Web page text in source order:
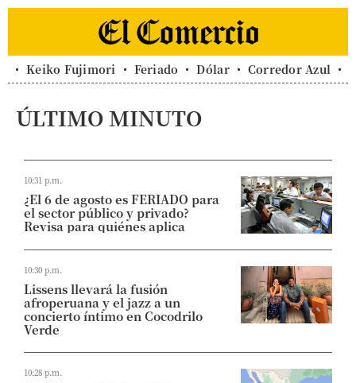
Keiko Fujimori Feriado Dólar Corredor Azul
ÚLTIMO MINUTO
10:31 p.m.
¿El 6 de agosto es FERIADO para
el sector público y privado?
Revisa para quiénes aplica
10:30 p.m.
Lissens llevará la fusión
afroperuana y el jazz a un
concierto íntimo en Cocodrilo
Verde
10:28 p.m.